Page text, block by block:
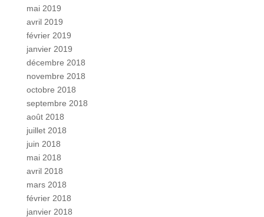
mai 2019
avril 2019
février 2019
janvier 2019
décembre 2018
novembre 2018
octobre 2018
septembre 2018
août 2018
juillet 2018
juin 2018
mai 2018
avril 2018
mars 2018
février 2018
janvier 2018